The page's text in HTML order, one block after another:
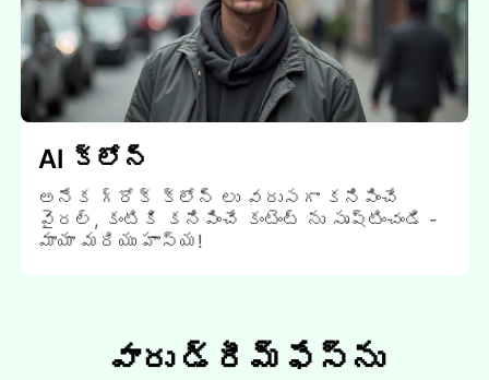
AI క్లోన్
అనేక గ్రోక్ క్లోన్ లు వరుసగా కనిపించే
వైరల్, కంటికి కనిపించే కంటెంట్ ను సృష్టించండి -
మాయా మరియు హాస్య!
వారు డ్రీమ్ఫేస్‌ను